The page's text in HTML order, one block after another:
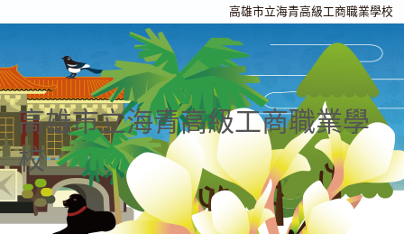
高雄市立海青高級工商職業學校
高雄市立海青高級工商職業學
校